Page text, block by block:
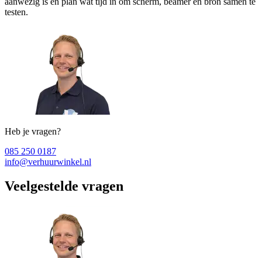
testen.
Heb je vragen?
085 250 0187
info@verhuurwinkel.nl
Veelgestelde vragen